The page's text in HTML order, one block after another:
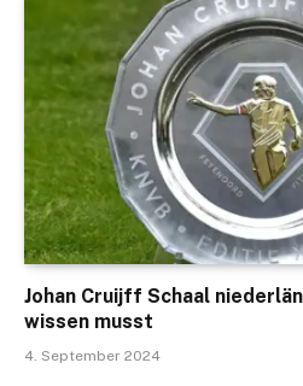
Johan Cruijff Schaal
wissen musst
4. September 2024